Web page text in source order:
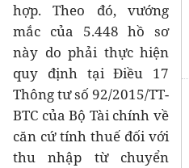
hợp. Theo đó, vướng
mắc của 5.448 hồ sơ
này do phải thực hiện
quy định tại Điều 17
Thông tư số 92/2015/TT-
BTC của Bộ Tài chính về
căn cứ tính thuế đối với
thu nhập từ chuyển